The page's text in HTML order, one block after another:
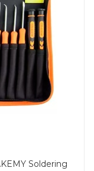
Soldering